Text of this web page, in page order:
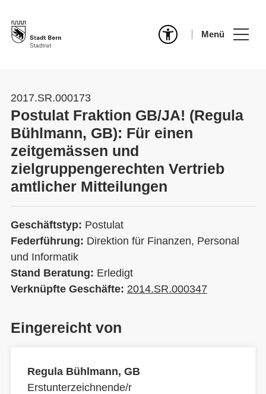
Menü
2017.SR.000173
Postulat Fraktion GB/JA! (Regula
Bühlmann, GB): Für einen
zeitgemässen und
zielgruppengerechten Vertrieb
amtlicher Mitteilungen
Geschäftstyp: Postulat
Federführung: Direktion für Finanzen, Personal
und Informatik
Stand Beratung: Erledigt
Verknüpfte Geschäfte: 2014.SR.000347
Eingereicht von
Regula Bühlmann, GB
Erstunterzeichnende/r